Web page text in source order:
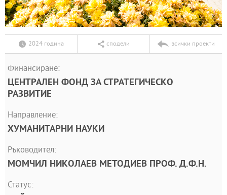
2024 година сподели всички проекти
Финансиране:
ЦЕНТРАЛЕН ФОНД ЗА СТРАТЕГИЧЕСКО
РАЗВИТИЕ
Направление:
ХУМАНИТАРНИ НАУКИ
Ръководител:
МОМЧИЛ НИКОЛАЕВ МЕТОДИЕВ ПРОФ. Д.Ф.Н.
Статус: